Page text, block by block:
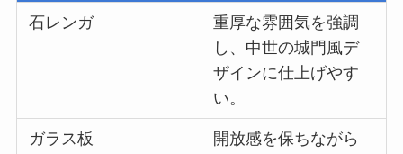
石レンガ
重厚な雰囲気を強調
し、中世の城門風デ
ザインに仕上げやす
い。
ガラス板
開放感を保ちながら